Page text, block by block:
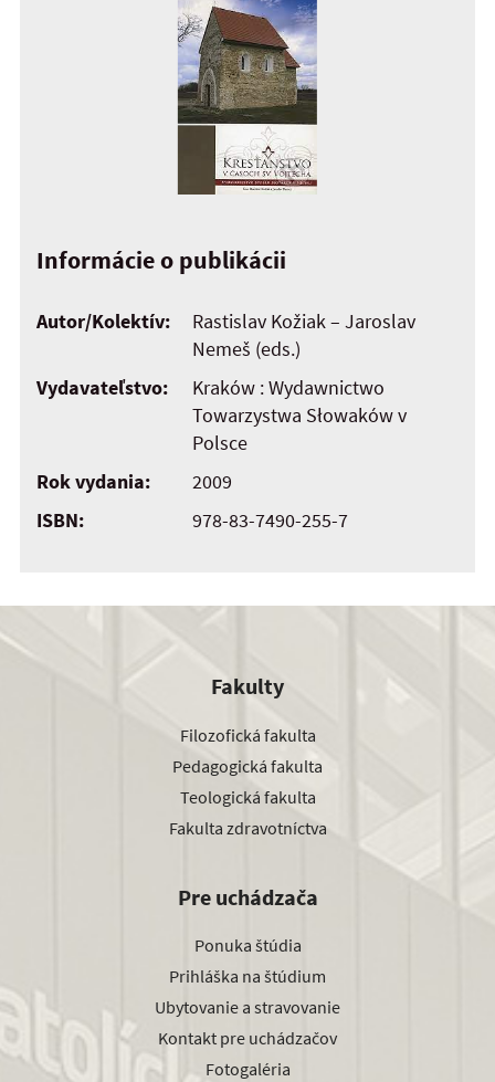
Informácie o publikácii
Autor/Kolektív:
Rastislav Kožiak – Jaroslav
Nemeš (eds.)
Vydavateľstvo:
Kraków : Wydawnictwo
Towarzystwa Słowaków v
Polsce
Rok vydania:
2009
ISBN:
978-83-7490-255-7
Fakulty
Filozofická fakulta
Pedagogická fakulta
Teologická fakulta
Fakulta zdravotníctva
Pre uchádzača
Ponuka štúdia
Prihláška na štúdium
Ubytovanie a stravovanie
Kontakt pre uchádzačov
Fotogaléria